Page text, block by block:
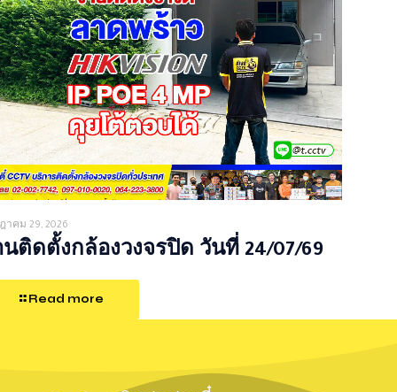
าคม 29, 2026
นติดตั้งกล้องวงจรปิด วันที่ 24/07/69
Read more